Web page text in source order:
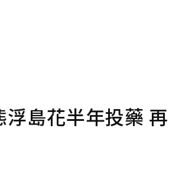
島花半年投藥